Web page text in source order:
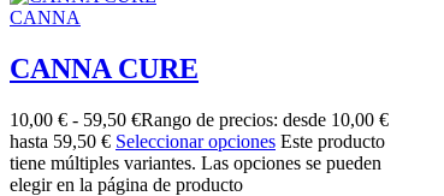
CANNA
CANNA CURE
10,00 € - 59,50 €Rango de precios: desde 10,00 €
hasta 59,50 € Seleccionar opciones Este producto
tiene múltiples variantes. Las opciones se pueden
elegir en la página de producto